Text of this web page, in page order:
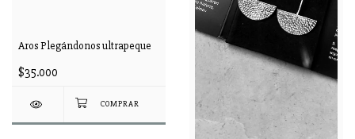
Aros Plegándonos ultrapeque
$35.000